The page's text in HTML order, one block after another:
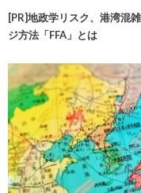
[PR]地政学リスク、港湾混
ジ方法「FFA」とは